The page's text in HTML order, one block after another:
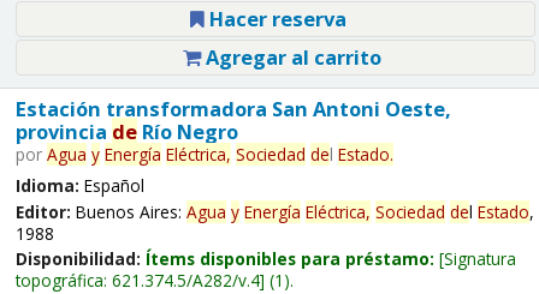
Hacer reserva
Agregar al carrito
Estación transformadora San Antoni Oeste,
provincia deRío Negro
por Agua y Energía Eléctrica, Sociedad del Estado.
Idioma: Español
Editor: Buenos Aires: Agua y Energía Eléctrica, Sociedad del Estado,
1988
Disponibilidad: Ítems disponibles para préstamo: Signatura
topográfica: 621.374.5/A282/v.4 (1).